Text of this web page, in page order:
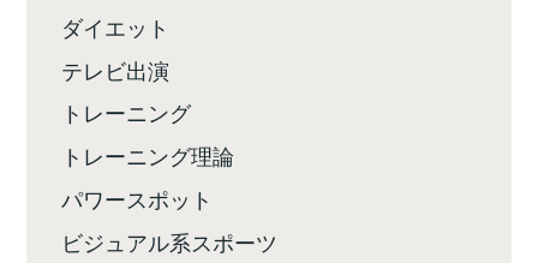
ダイエット
テレビ出演
トレーニング
トレーニング理論
パワースポット
ビジュアル系スポーツ